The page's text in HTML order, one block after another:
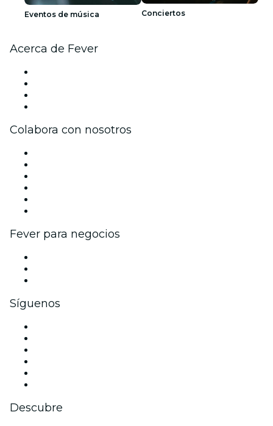
Eventos de música Conciertos
Acerca de Fever
Colabora con nosotros
Fever para negocios
Síguenos
Descubre